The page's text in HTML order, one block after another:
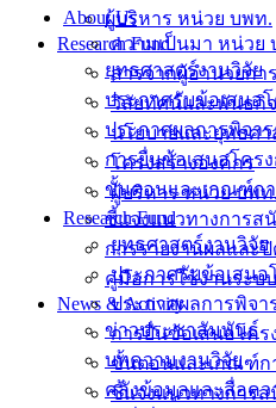
About Us
ความเป็นมา หน่วย
สารจากผู้อำนวยการ
วิสัยทัศน์และพันธกิจ
นโยบายและยุทธศา
โครงสร้างองค์กร
ผู้บริหาร หน่วย บพท
Research Fund
ยุทธศาสตร์งานวิจัย
ประกาศรับข้อเสนอ
ประกาศผลการพิจ
การยื่นข้อเสนอโคร
ขั้นตอนและเกณฑ์ก
ชี้แจงแนวทางการ
ผู้บริหาร หน่วย บพท.
Research Fund
ยุทธศาสตร์งานวิจัย
ประกาศรับข้อเสนอ
ประกาศผลการพิจา
การยื่นข้อเสนอโคร
ขั้นตอนและเกณฑ์ก
ชี้แจงแนวทางการส
การรายงานผลและ
คู่มือการใช้งานระบ
News & Activity
ข่าวประชาสัมพันธ์
บทความงานวิจัย
คลังข้อมูลและสื่อคว